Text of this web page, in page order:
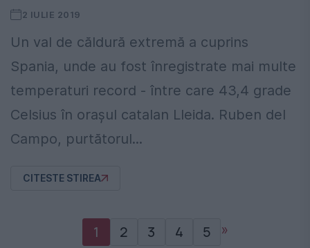
2 IULIE 2019
Un val de căldură extremă a cuprins
Spania, unde au fost înregistrate mai multe
temperaturi record - între care 43,4 grade
Celsius în oraşul catalan Lleida. Ruben del
Campo, purtătorul...
CITESTE STIREA
1 2 3 4 5 »